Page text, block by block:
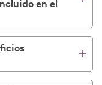
en el